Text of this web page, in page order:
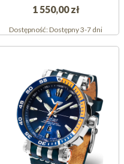
1 550,00 zł
Dostępność:Dostępny 3-7 dni